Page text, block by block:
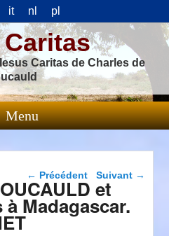
it nl pl
Caritas de Charles de
Menu
Navigation dans les
articles
← Précédent Suivant →
et
Madagascar.